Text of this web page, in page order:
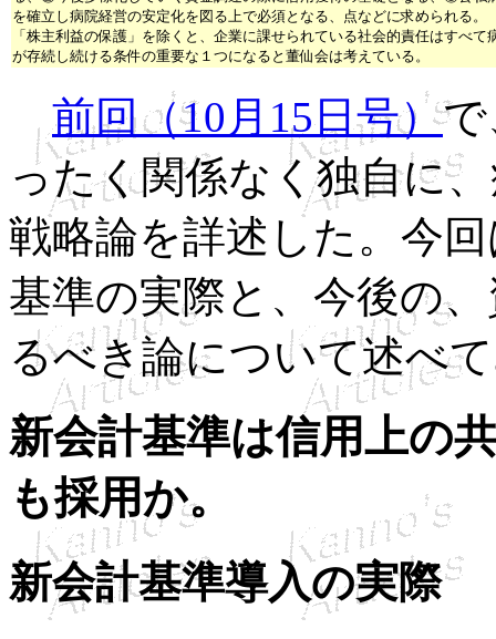
を確立し病院経営の安定化を図る上で必須となる、点などに求められる。
「株主利益の保護」を除くと、企業に課せられている社会的責任はすべ
が存続し続ける条件の重要な１つになると董仙会は考えている。
前回（10月15日号）で
ったく関係なく独自に
戦略論を詳述した。今
基準の実際と、今後の
るべき論について述べ
新会計基準は信用上の
も採用か。
新会計基準導入の実際